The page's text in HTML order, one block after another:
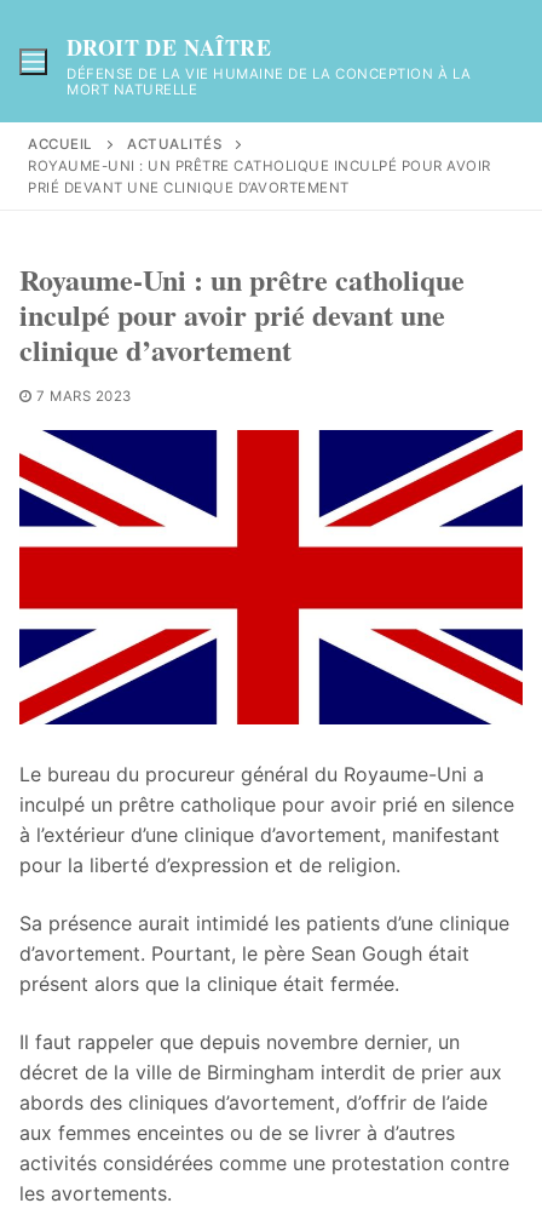
au
contenu
DROIT DE NAÎTRE
DÉFENSE DE LA VIE HUMAINE DE LA CONCEPTION À LA
MORT NATURELLE
ACCUEIL
ACTUALITÉS
ROYAUME-UNI : UN PRÊTRE CATHOLIQUE INCULPÉ POUR AVOIR
PRIÉ DEVANT UNE CLINIQUE D’AVORTEMENT
Royaume-Uni : un prêtre catholique
inculpé pour avoir prié devant une
clinique d’avortement
7 MARS 2023
Le bureau du procureur général du Royaume-Uni a
inculpé un prêtre catholique pour avoir prié en silence
à l’extérieur d’une clinique d’avortement, manifestant
pour la liberté d’expression et de religion.
Sa présence aurait intimidé les patients d’une clinique
d’avortement. Pourtant, le père Sean Gough était
présent alors que la clinique était fermée.
Il faut rappeler que depuis novembre dernier, un
décret de la ville de Birmingham interdit de prier aux
abords des cliniques d’avortement, d’offrir de l’aide
aux femmes enceintes ou de se livrer à d’autres
activités considérées comme une protestation contre
les avortements.